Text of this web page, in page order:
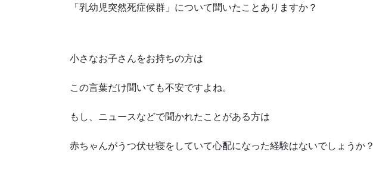
「乳幼児突然死症候群」について聞いたことありますか？
小さなお子さんをお持ちの方は
この言葉だけ聞いても不安ですよね。
もし、ニュースなどで聞かれたことがある方は
赤ちゃんがうつ伏せ寝をしていて心配になった経験はないでしょうか？